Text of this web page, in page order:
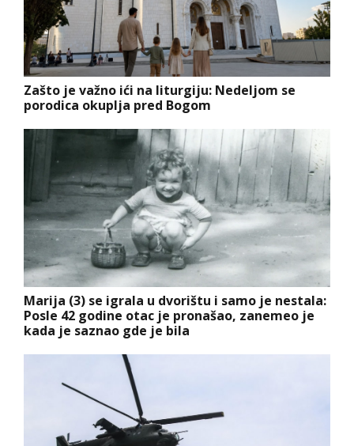
Zašto je važno ići na liturgiju: Nedeljom se
porodica okuplja pred Bogom
Marija (3) se igrala u dvorištu i samo je nestala:
Posle 42 godine otac je pronašao, zanemeo je
kada je saznao gde je bila